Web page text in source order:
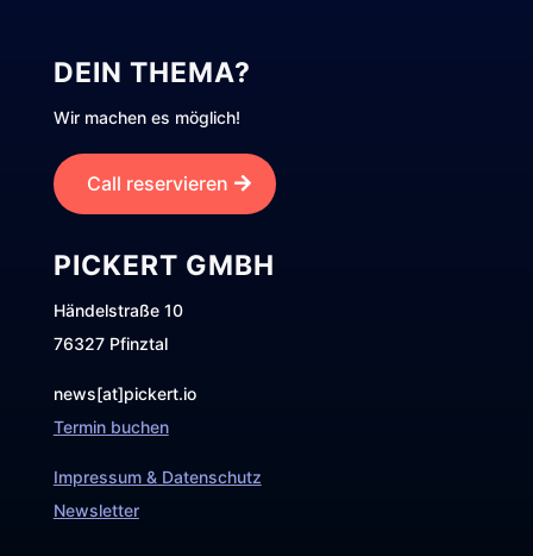
DEIN THEMA?
Wir machen es möglich!
Call reservieren
PICKERT GMBH
Händelstraße 10
76327 Pfinztal
news[at]pickert.io
Termin buchen
Impressum & Datenschutz
Newsletter